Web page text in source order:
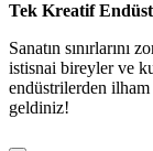
Tek Kreatif
Sanatın
istisnai bireyler ve
endüstrilerden ilham
geldiniz!